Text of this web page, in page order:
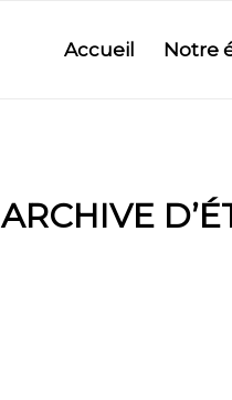
Accueil Notre
ARCHIVE